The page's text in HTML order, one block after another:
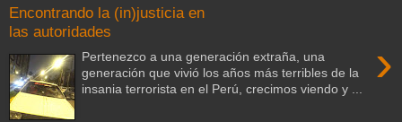
Encontrando la (in)justicia en
las autoridades
›
Pertenezco a una generación extraña, una
generación que vivió los años más terribles de la
insania terrorista en el Perú, crecimos viendo y ...